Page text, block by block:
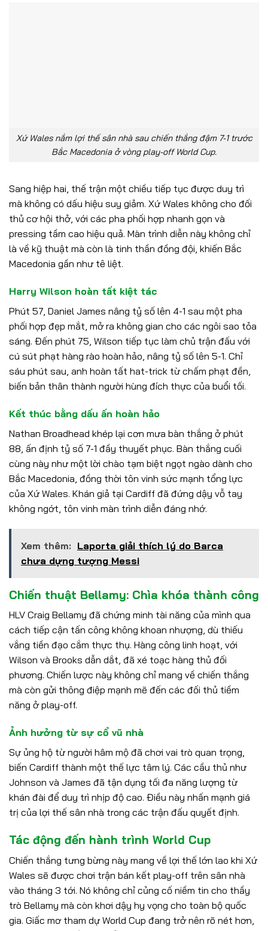
Xứ Wales nắm lợi thế sân nhà sau chiến thắng đậm 7-1 trước
Bắc Macedonia ở vòng play-off World Cup.
Sang hiệp hai, thế trận một chiều tiếp tục được duy trì
mà không có dấu hiệu suy giảm. Xứ Wales không cho đối
thủ cơ hội thở, với các pha phối hợp nhanh gọn và
pressing tầm cao hiệu quả. Màn trình diễn này không chỉ
là về kỹ thuật mà còn là tinh thần đồng đội, khiến Bắc
Macedonia gần như tê liệt.
Harry Wilson hoàn tất kiệt tác
Phút 57, Daniel James nâng tỷ số lên 4-1 sau một pha
phối hợp đẹp mắt, mở ra không gian cho các ngôi sao tỏa
sáng. Đến phút 75, Wilson tiếp tục làm chủ trận đấu với
cú sút phạt hàng rào hoàn hảo, nâng tỷ số lên 5-1. Chỉ
sáu phút sau, anh hoàn tất hat-trick từ chấm phạt đền,
biến bản thân thành người hùng đích thực của buổi tối.
Kết thúc bằng dấu ấn hoàn hảo
Nathan Broadhead khép lại cơn mưa bàn thắng ở phút
88, ấn định tỷ số 7-1 đầy thuyết phục. Bàn thắng cuối
cùng này như một lời chào tạm biệt ngọt ngào dành cho
Bắc Macedonia, đồng thời tôn vinh sức mạnh tổng lực
của Xứ Wales. Khán giả tại Cardiff đã đứng dậy vỗ tay
không ngớt, tôn vinh màn trình diễn đáng nhớ.
Xem thêm: Laporta giải thích lý do Barca
chưa dựng tượng Messi
Chiến thuật Bellamy: Chìa khóa thành công
HLV Craig Bellamy đã chứng minh tài năng của mình qua
cách tiếp cận tấn công không khoan nhượng, dù thiếu
vắng tiền đạo cắm thực thụ. Hàng công linh hoạt, với
Wilson và Brooks dẫn dắt, đã xé toạc hàng thủ đối
phương. Chiến lược này không chỉ mang về chiến thắng
mà còn gửi thông điệp mạnh mẽ đến các đối thủ tiềm
năng ở play-off.
Ảnh hưởng từ sự cổ vũ nhà
Sự ủng hộ từ người hâm mộ đã chơi vai trò quan trọng,
biến Cardiff thành một thế lực tâm lý. Các cầu thủ như
Johnson và James đã tận dụng tối đa năng lượng từ
khán đài để duy trì nhịp độ cao. Điều này nhấn mạnh giá
trị của lợi thế sân nhà trong các trận đấu quyết định.
Tác động đến hành trình World Cup
Chiến thắng tưng bừng này mang về lợi thế lớn lao khi Xứ
Wales sẽ được chơi trận bán kết play-off trên sân nhà
vào tháng 3 tới. Nó không chỉ củng cố niềm tin cho thầy
trò Bellamy mà còn khơi dậy hy vọng cho toàn bộ quốc
gia. Giấc mơ tham dự World Cup đang trở nên rõ nét hơn,